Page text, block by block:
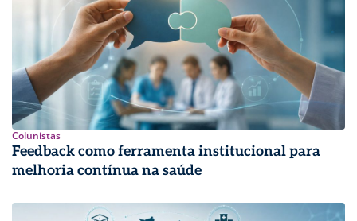
Colunistas
Feedback como ferramenta institucional para
melhoria contínua na saúde